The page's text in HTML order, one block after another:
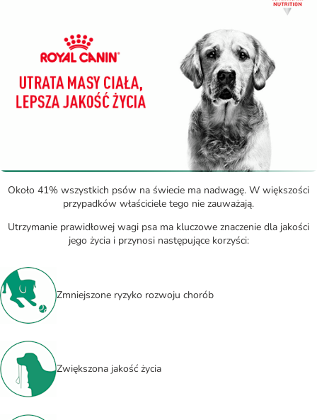
Około 41% wszystkich psów na świecie ma nadwagę. W większości
przypadków właściciele tego nie zauważają.
Utrzymanie prawidłowej wagi psa ma kluczowe znaczenie dla jakości
jego życia i przynosi następujące korzyści:
Zmniejszone ryzyko rozwoju chorób
Zwiększona jakość życia